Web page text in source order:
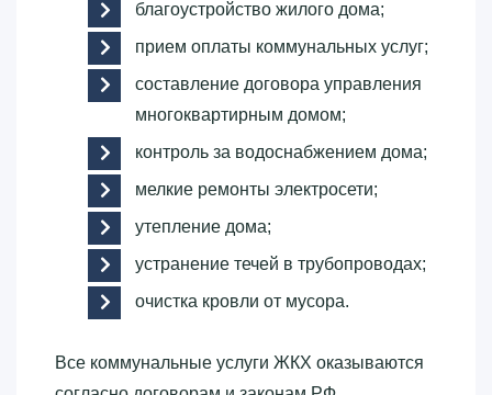
благоустройство жилого дома;
прием оплаты коммунальных услуг;
составление договора управления
многоквартирным домом;
контроль за водоснабжением дома;
мелкие ремонты электросети;
утепление дома;
устранение течей в трубопроводах;
очистка кровли от мусора.
Все коммунальные услуги ЖКХ оказываются